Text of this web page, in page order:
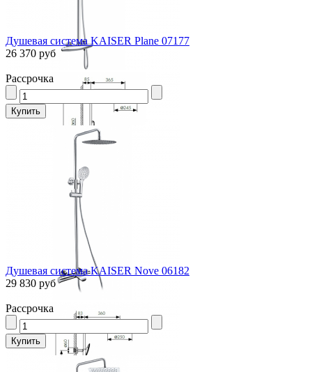
Душевая система KAISER Plane 07177
26 370 руб
Рассрочка
Душевая система KAISER Nove 06182
29 830 руб
Рассрочка